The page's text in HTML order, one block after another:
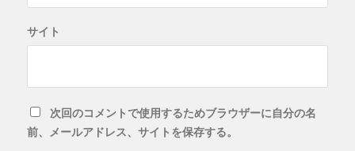
サイト
次回のコメントで使用するためブラウザーに自分の名
前、メールアドレス、サイトを保存する。